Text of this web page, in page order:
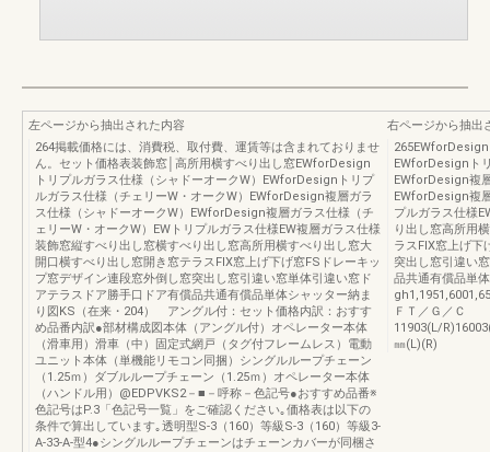
左ページから抽出された内容
264掲載価格には、消費税、取付費、運賃等は含まれておりませ
ん。セット価格表装飾窓│高所用横すべり出し窓EWforDesign
トリプルガラス仕様（シャドーオークW）EWforDesignトリプ
ルガラス仕様（チェリーW・オークW）EWforDesign複層ガラ
ス仕様（シャドーオークW）EWforDesign複層ガラス仕様（チ
ェリーW・オークW）EWトリプルガラス仕様EW複層ガラス仕様
装飾窓縦すべり出し窓横すべり出し窓高所用横すべり出し窓大
開口横すべり出し窓開き窓テラスFIX窓上げ下げ窓FSドレーキッ
プ窓デザイン連段窓外倒し窓突出し窓引違い窓単体引違い窓ド
アテラスドア勝手口ドア有償品共通有償品単体シャッター納ま
り図KS（在来・204） アングル付：セット価格内訳：おすす
め品番内訳●部材構成図本体（アングル付）オペレーター本体
（滑車用）滑車（中）固定式網戸（タグ付フレームレス）電動
ユニット本体（単機能リモコン同捆）シングルループチェーン
（1.25ｍ）ダブルループチェーン（1.25ｍ）オペレーター本体
（ハンドル用）@EDPVKS2－■－呼称－色記号●おすすめ品番※
色記号はP.3「色記号一覧」をご確認ください｡価格表は以下の
条件で算出しています｡透明型S-3（160）等級S-3（160）等級3-
A-33-A-型4●シングルループチェーンはチェーンカバーが同梱さ
右ページから抽出
EWforDesignト
EWforDesign複
EWforDesign複
プルガラス仕様
り出し窓高所用
ラスFIX窓上げ下
突出し窓引違い
品共通有償品単
ＦＴ／Ｇ／Ｃ
11903(L/
㎜(L)(R)